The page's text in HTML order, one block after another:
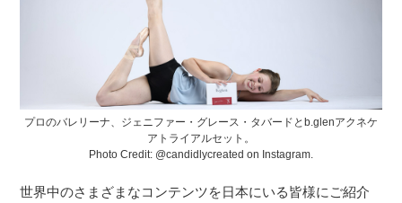
プロのバレリーナ、ジェニファー・グレース・タバードとb.glenアクネケ
アトライアルセット。
Photo Credit: @candidlycreated on Instagram.
世界中のさまざまなコンテンツを日本にいる皆様にご紹介